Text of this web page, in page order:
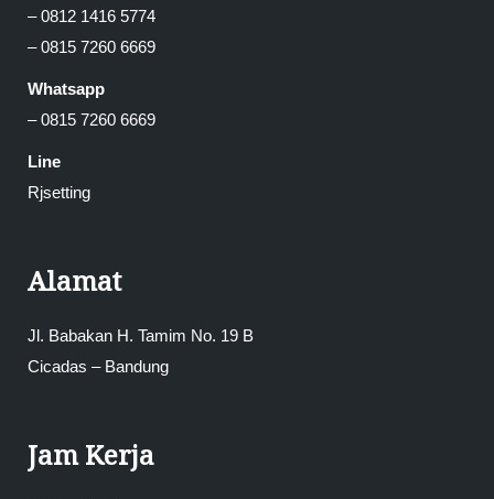
– 0812 1416 5774
– 0815 7260 6669
Whatsapp
– 0815 7260 6669
Line
Rjsetting
Alamat
Jl. Babakan H. Tamim No. 19 B
Cicadas – Bandung
Jam Kerja